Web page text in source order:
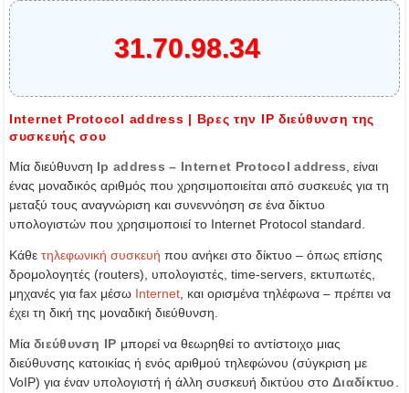
31.70.98.34
Internet Protocol address | Βρες την IP διεύθυνση της
συσκευής σου
Μία διεύθυνση Ip address – Internet Protocol address , είναι
ένας μοναδικός αριθμός που χρησιμοποιείται από συσκευές για τη
μεταξύ τους αναγνώριση και συνεννόηση σε ένα δίκτυο
υπολογιστών που χρησιμοποιεί το Internet Protocol standard.
Κάθε τηλεφωνική συσκευή που ανήκει στο δίκτυο – όπως επίσης
δρομολογητές (routers), υπολογιστές, time-servers, εκτυπωτές,
μηχανές για fax μέσω Internet , και ορισμένα τηλέφωνα – πρέπει να
έχει τη δική της μοναδική διεύθυνση.
Μία διεύθυνση IP μπορεί να θεωρηθεί το αντίστοιχο μιας
διεύθυνσης κατοικίας ή ενός αριθμού τηλεφώνου (σύγκριση με
VoIP) για έναν υπολογιστή ή άλλη συσκευή δικτύου στο Διαδίκτυο